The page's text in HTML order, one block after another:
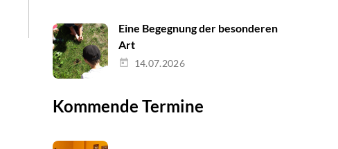
Eine Begegnung der besonderen
Art
14.07.2026
Kommende Termine